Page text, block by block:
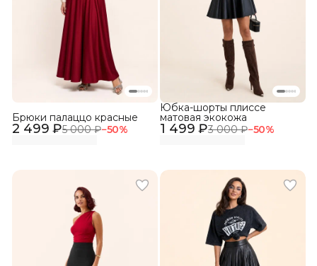
2 499 ₽5 000 ₽−50%
Брюки палаццо красные
1 499 ₽3 000 ₽−50%
Юбка-шорты плиссе
матовая экокожа